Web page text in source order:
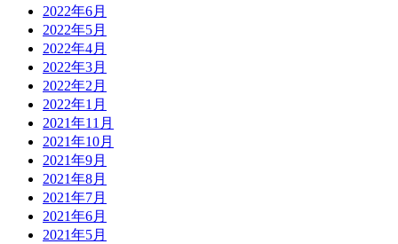
2022年6月
2022年5月
2022年4月
2022年3月
2022年2月
2022年1月
2021年11月
2021年10月
2021年9月
2021年8月
2021年7月
2021年6月
2021年5月